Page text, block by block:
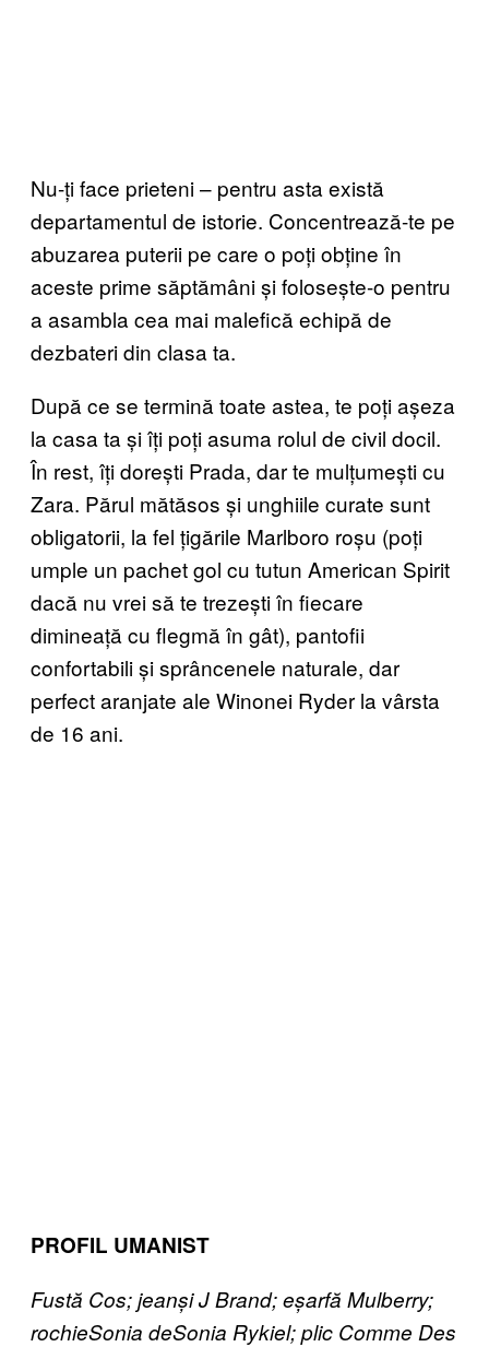
Nu-ți face prieteni – pentru asta există
departamentul de istorie. Concentrează-te pe
abuzarea puterii pe care o poți obține în
aceste prime săptămâni și folosește-o pentru
a asambla cea mai malefică echipă de
dezbateri din clasa ta.
După ce se termină toate astea, te poți așeza
la casa ta și îți poți asuma rolul de civil docil.
În rest, îți dorești Prada, dar te mulțumești cu
Zara. Părul mătăsos și unghiile curate sunt
obligatorii, la fel țigările Marlboro roșu (poți
umple un pachet gol cu tutun American Spirit
dacă nu vrei să te trezești în fiecare
dimineață cu flegmă în gât), pantofii
confortabili și sprâncenele naturale, dar
perfect aranjate ale Winonei Ryder la vârsta
de 16 ani.
PROFIL UMANIST
Fustă Cos;jeanșiJ Brand;eșarfă Mulberry;
rochieSonia deSonia Rykiel;plic Comme Des